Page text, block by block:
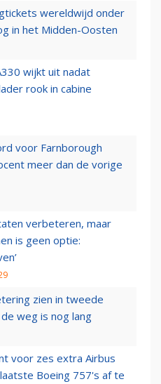
wereldwijd onder
in het Midden-Oosten
wijkt uit nadat
rook in cabine
voor Farnborough
meer dan de vorige
verbeteren, maar
is geen optie:
zien in tweede
weg is nog lang
voor zes extra Airbus
Boeing 757's af te